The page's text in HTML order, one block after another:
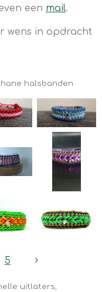
een mail.
wens in opdracht
halsbanden
5
uitlaters,